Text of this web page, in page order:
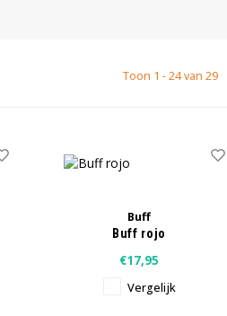
Toon 1 - 24 van 29
Buff
Buff rojo
€17,95
Vergelijk